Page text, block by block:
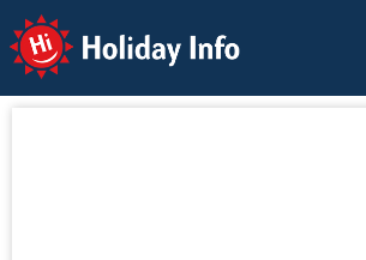
Holiday Info